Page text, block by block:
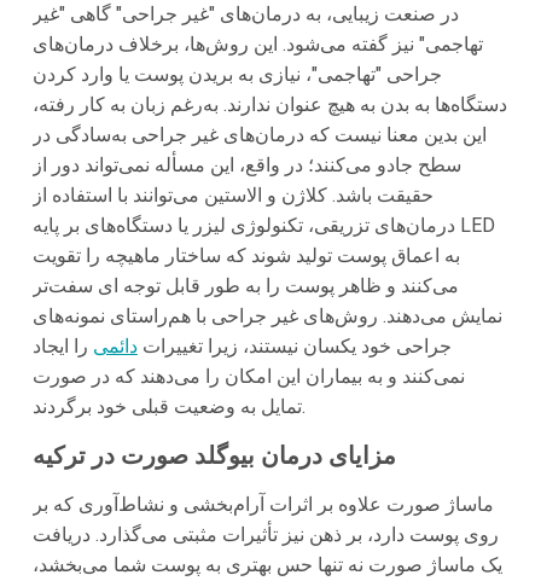
در صنعت زیبایی، به درمان‌های "غیر جراحی" گاهی "غیر
تهاجمی" نیز گفته می‌شود. این روش‌ها، برخلاف درمان‌های
جراحی "تهاجمی"، نیازی به بریدن پوست یا وارد کردن
دستگاه‌ها به بدن به هیچ عنوان ندارند. به‌رغم زبان به کار رفته،
این بدین معنا نیست که درمان‌های غیر جراحی به‌سادگی در
سطح جادو می‌کنند؛ در واقع، این مسأله نمی‌تواند دور از
حقیقت باشد. کلاژن و الاستین می‌توانند با استفاده از
درمان‌های تزریقی، تکنولوژی لیزر یا دستگاه‌های بر پایه LED
به اعماق پوست تولید شوند که ساختار ماهیچه را تقویت
می‌کنند و ظاهر پوست را به طور قابل توجه ای سفت‌تر
نمایش می‌دهند. روش‌های غیر جراحی با هم‌راستای نمونه‌های
جراحی خود یکسان نیستند، زیرا تغییراتدائمی را ایجاد
نمی‌کنند و به بیماران این امکان را می‌دهند که در صورت
تمایل به وضعیت قبلی خود برگردند.
مزایای درمان بیوگلد صورت در ترکیه
ماساژ صورت علاوه بر اثرات آرام‌بخشی و نشاط‌آوری که بر
روی پوست دارد، بر ذهن نیز تأثیرات مثبتی می‌گذارد. دریافت
یک ماساژ صورت نه تنها حس بهتری به پوست شما می‌بخشد،